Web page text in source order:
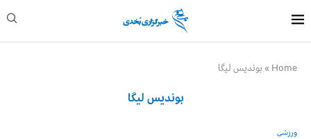
Home
» بوندیس لیگا
بوندیس لیگا
ورزشی